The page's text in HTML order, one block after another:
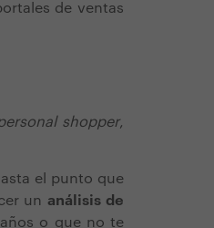
de ventas
shopper,
el punto que
un análisis de
o que no te